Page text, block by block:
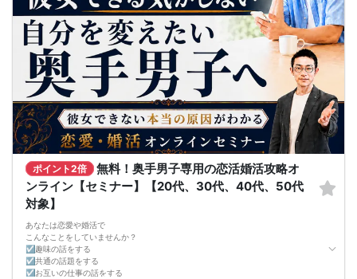
アタックカード[連絡先記入OK]を渡すのはOKです！
※孤立を招くフリータイム無し
※1巡長めor2巡廻り方式開催(当日に参加人数により判断)
【注意事項】
@服装自由♪
@飲食→無し/ミネラルウォーターorお茶のみ1本サービス♪
※参加賞にてスイーツ一品全員にプレゼント♪
@現在の人数のお問い合わせは、ルールにて回答出来ないのでご遠慮下さい
@募集人数 MAX10対10締切/最少催行人数2対2以上(疲れない90分目安の運営/最
大2H以内)
※男女比率±2名以内調整・異常な男女比率は御座いません
@中止判断タイミング→イベント前日PM20:00に最少催行人数に満たない場合
【キャンセル規約】
注意事項→オミカレシステム上、よくある「誤って予約した」「予約後すぐにキ
ャンセルした」の理由でもキャンセル料対象だとキャンセル料が発生します。お
間違いがないか日程を今一度ご確認のうえエントリーして下さい
★男性キャンセル規約★
予約後のキャンセルは予約した時点より下記のキャンセル料が発生します
予約時~2日前迄は一律キャンセル料2000円
イベント前日3000円/当日5000円
★女性キャンセル規約★
予約後のキャンセルはイベント開催日の3日前迄はキャンセル料無料【例:日曜の
パーティ予約→木曜PM23:59迄は無料】
ポイント2倍
無料！奥手男子専用の恋活婚活攻略オ
ンライン【セミナー】【20代、30代、40代、50代
対象】
あなたは恋愛や婚活で
こんなことをしていませんか？
☑趣味の話をする
☑共通の話題をする
☑お互いの仕事の話をする